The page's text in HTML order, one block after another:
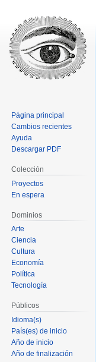
Página principal
Cambios recientes
Ayuda
Descargar PDF
Colección
Proyectos
En espera
Dominios
Arte
Ciencia
Cultura
Economía
Política
Tecnología
Públicos
Idioma(s)
País(es) de inicio
Año de inicio
Año de finalización